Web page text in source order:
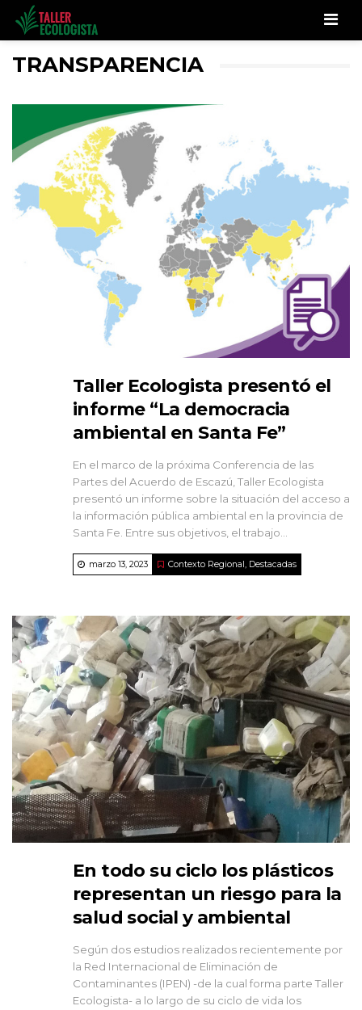
TRANSPARENCIA
Taller Ecologista presentó el
informe “La democracia
ambiental en Santa Fe”
En el marco de la próxima Conferencia de las
Partes del Acuerdo de Escazú, Taller Ecologista
presentó un informe sobre la situación del acceso a
la información pública ambiental en la provincia de
Santa Fe. Entre sus objetivos, el trabajo...
marzo 13, 2023 Contexto Regional Destacadas
En todo su ciclo los plásticos
representan un riesgo para la
salud social y ambiental
Según dos estudios realizados recientemente por
la Red Internacional de Eliminación de
Contaminantes (IPEN) -de la cual forma parte Taller
Ecologista- a lo largo de su ciclo de vida los